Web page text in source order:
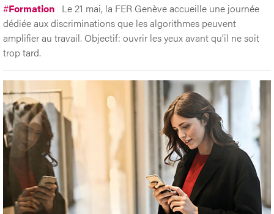
#Formation Le 21 mai, la FER Genève accueille une journée
dédiée aux discriminations que les algorithmes peuvent
amplifier au travail. Objectif: ouvrir les yeux avant qu’il ne soit
trop tard.